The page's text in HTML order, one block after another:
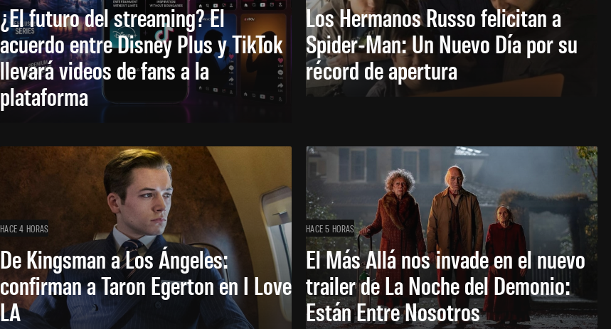
¿El futuro del streaming? El
acuerdo entre Disney Plus y TikTok
llevará videos de fans a la
plataforma
Los Hermanos Russo felicitan a
Spider-Man: Un Nuevo Día por su
récord de apertura
HACE 4 HORAS
De Kingsman a Los Ángeles:
confirman a Taron Egerton en I Love
LA
HACE 5 HORAS
El Más Allá nos invade en el nuevo
trailer de La Noche del Demonio:
Están Entre Nosotros